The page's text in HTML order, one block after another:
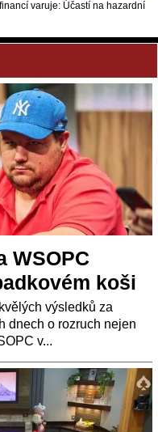
varuje: Účastí na hazardní
WSOPC
koši
výsledků za
dnech o rozruch nejen
v...